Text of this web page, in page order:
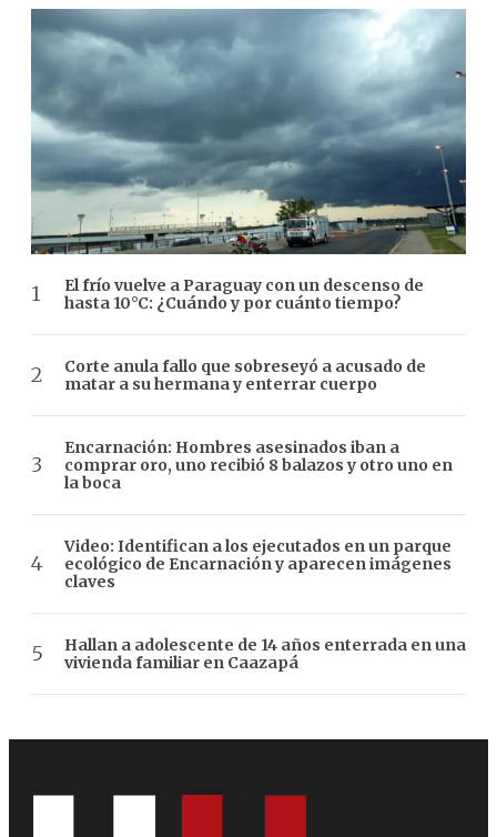
El frío vuelve a Paraguay con un descenso de
hasta 10°C: ¿Cuándo y por cuánto tiempo?
Corte anula fallo que sobreseyó a acusado de
matar a su hermana y enterrar cuerpo
Encarnación: Hombres asesinados iban a
comprar oro, uno recibió 8 balazos y otro uno en
la boca
Video: Identifican a los ejecutados en un parque
ecológico de Encarnación y aparecen imágenes
claves
Hallan a adolescente de 14 años enterrada en una
vivienda familiar en Caazapá